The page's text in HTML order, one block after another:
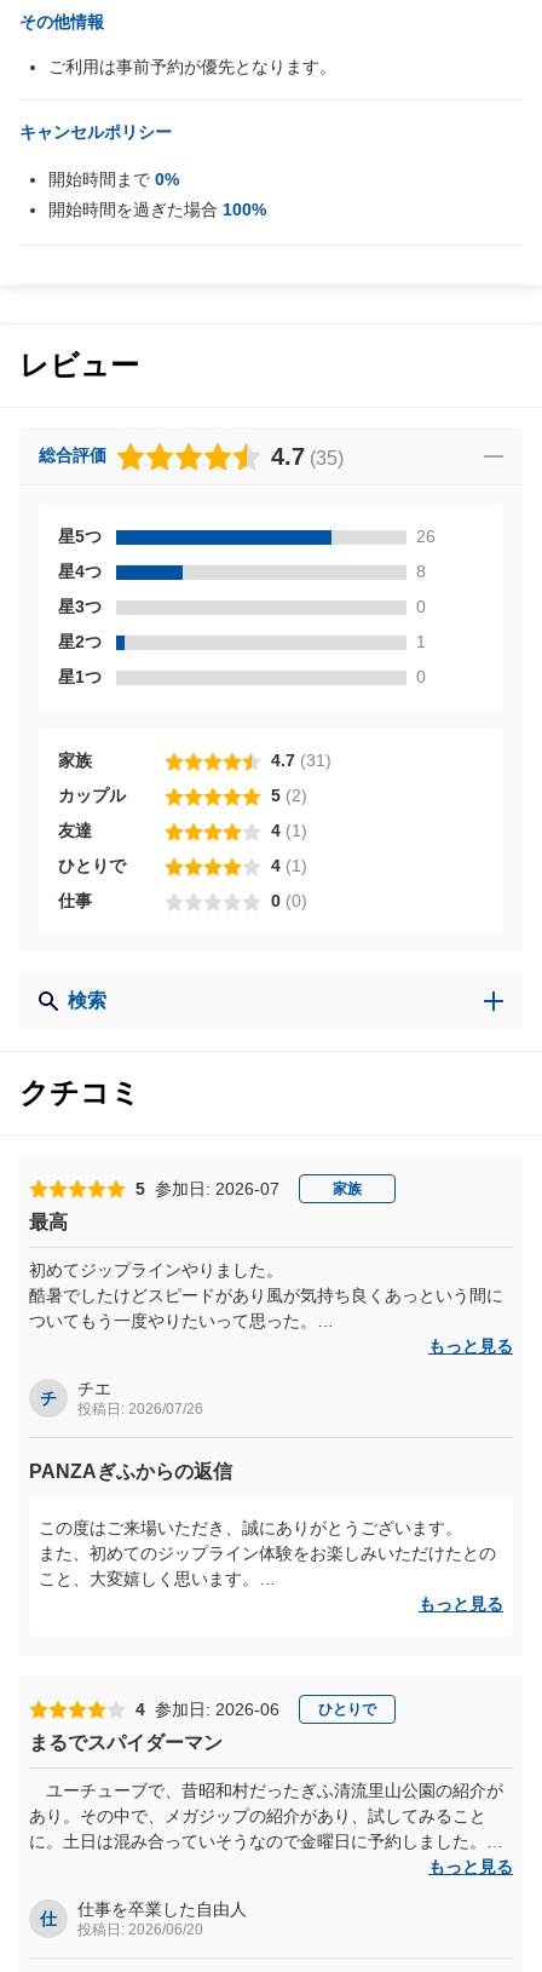
その他情報
ご利用は事前予約が優先となります。
キャンセルポリシー
開始時間まで 0%
開始時間を過ぎた場合 100%
レビュー
総合評価 4.7 (35)
星5つ
26
星4つ
8
星3つ
0
星2つ
1
星1つ
0
家族 4.7 (31)
カップル
5 (2)
友達
4 (1)
ひとりで
4 (1)
仕事
0 (0)
検索
クチコミ
5 参加日: 2026-07 家族
最高
初めてジップラインやりました。
酷暑でしたけどスピードがあり風が気持ち良くあっという間に
ついてもう一度やりたいって思った。
酷暑でないならスタート地点まで行きおかわりを申し込みたか
もっと見る
チ チエ
投稿日: 2026/07/26
PANZAぎふからの返信
この度はご来場いただき、誠にありがとうございます。
また、初めてのジップライン体験をお楽しみいただけたとの
こと、大変嬉しく思います。
みでございます。
ジップラインならではの爽快感を体感していただけたご様子
が伝わり、大変嬉しく拝見いたしました。
一方で、暑さの影響でおかわりを断念されたとのこと、心苦
しく思います。
今後はより快適にお楽しみいただけるよう、暑さ対策やご案
ぜひ次回は、気候の良い季節にもお越しいただき、スタート
地点までの移動も含めて、存分に“おかわり体験”をお楽しみ
もっと見る
4 参加日: 2026-06 ひとりで
まるでスパイダーマン
ユーチューブで、昔昭和村だったぎふ清流里山公園の紹介が
あり。その中で、メガジップの紹介があり、試してみること
に。土日は混み合っていそうなので金曜日に予約しました。高
いところから滑り降りるのですが、一瞬足がすくみそうになり
スパイダーマンのごとく飛んでいる。爽快、爽快、爽快で、い
い経験になりました。
もっと見る
仕 仕事を卒業した自由人
投稿日: 2026/06/20